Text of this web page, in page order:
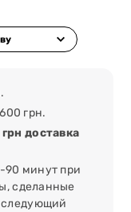
грн.
доставка
90 минут при
сделанные
следующий